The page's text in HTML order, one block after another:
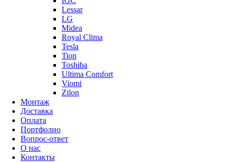
Lessar
LG
Midea
Royal Clima
Tesla
Tion
Toshiba
Ultima Comfort
Viomi
Zilon
Монтаж
Доставка
Оплата
Портфолио
Вопрос-ответ
О нас
Контакты